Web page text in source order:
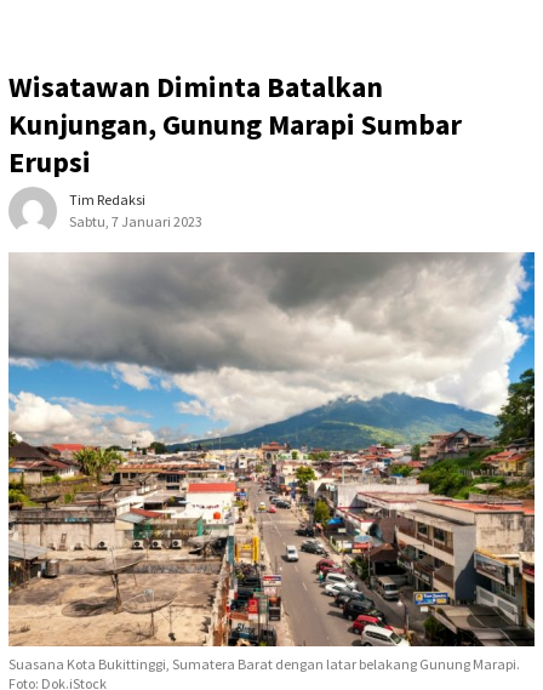
Wisatawan Diminta Batalkan
Kunjungan, Gunung Marapi Sumbar
Erupsi
Tim Redaksi
Sabtu, 7 Januari 2023
Suasana Kota Bukittinggi, Sumatera Barat dengan latar belakang Gunung Marapi.
Foto: Dok.iStock